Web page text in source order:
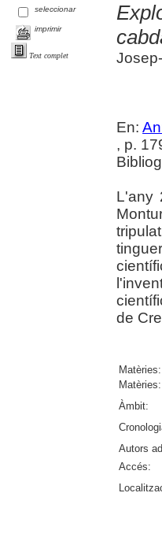
seleccionar
imprimir
Text complet
En:
, p.
L'any
de
Matèries:
Matèries:
Àmbit:
Autors
Accés: